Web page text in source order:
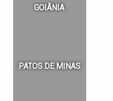
GOIÂNIA
PATOS DE MINAS